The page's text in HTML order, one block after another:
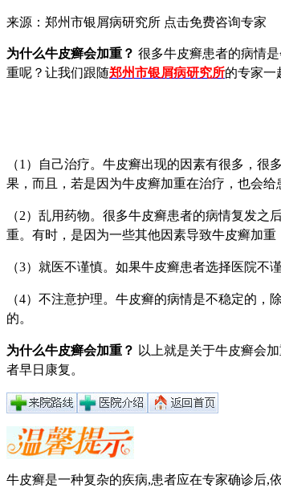
来源：郑州市银屑病研究所 点击免费咨询专家
为什么牛皮癣会加重？ 很多牛皮癣患者的病情
重呢？让我们跟随郑州市银屑病研究所的专家一
（1） 自己治疗。 牛皮癣出现的因素有很多，很
果，而且，若是因为牛皮癣加重在治疗，也会给
（2） 乱用药物。 很多牛皮癣患者的病情复发之
重。有时，是因为一些其他因素导致牛皮癣加
（3） 就医不谨慎。如果牛皮癣患者选择医院不
（4） 不注意护理。牛皮癣的病情是不稳定的，
的。
为什么牛皮癣会加重？ 以上就是关于牛皮癣会加
者早日康复。
牛皮癣是一种复杂的疾病,患者应在专家确诊后,